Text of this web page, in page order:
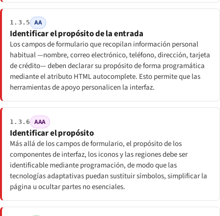
1.3.5 AA
Identificar el propósito de la entrada
Los campos de formulario que recopilan información personal
habitual —nombre, correo electrónico, teléfono, dirección, tarjeta
de crédito— deben declarar su propósito de forma programática
mediante el atributo HTML autocomplete. Esto permite que las
herramientas de apoyo personalicen la interfaz.
1.3.6 AAA
Identificar el propósito
Más allá de los campos de formulario, el propósito de los
componentes de interfaz, los iconos y las regiones debe ser
identificable mediante programación, de modo que las
tecnologías adaptativas puedan sustituir símbolos, simplificar la
página u ocultar partes no esenciales.